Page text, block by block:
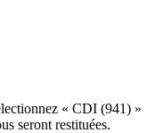
« CDI (941) »
seront restituées.